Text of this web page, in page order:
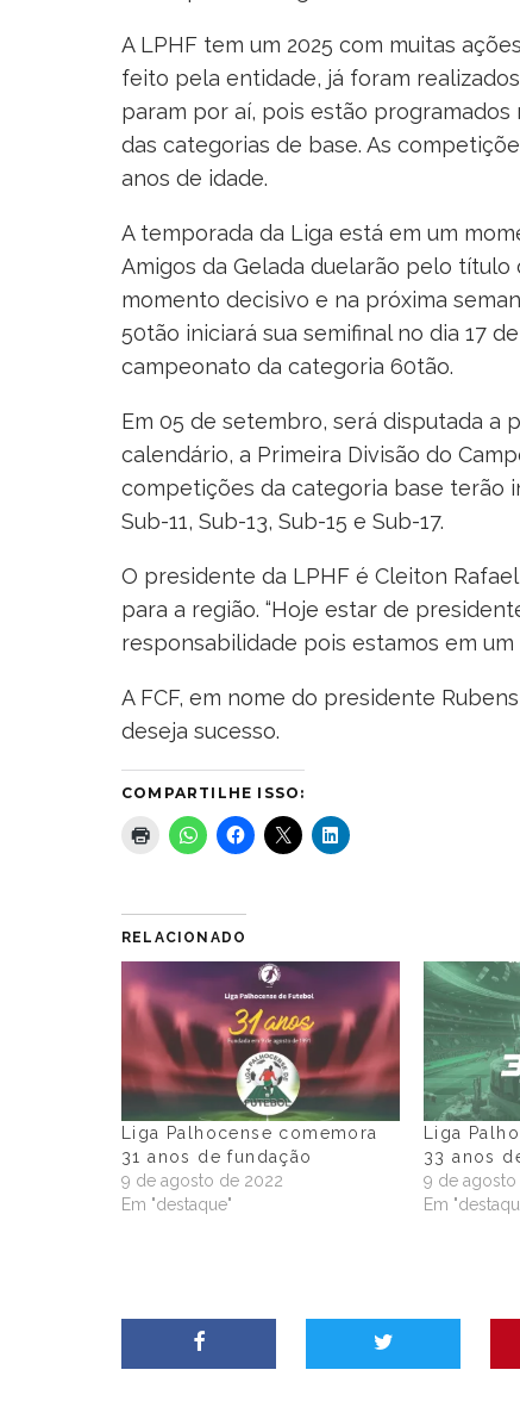
A LPHF tem um 2025 com muitas
feito pela entidade, já foram
param por aí, pois estão
das categorias de base. As
anos de idade.
A temporada da Liga está em um
Amigos da Gelada duelarão pelo título
momento decisivo e na próxima
50tão iniciará sua semifinal no dia 17
campeonato da categoria 60tão.
Em 05 de setembro, será disputada a
calendário, a Primeira Divisão do
competições da categoria base terão
Sub-11, Sub-13, Sub-15 e Sub-17.
O presidente da LPHF é Cleiton
para a região. “Hoje estar de
responsabilidade pois estamos em um
A FCF, em nome do presidente
deseja sucesso.
COMPARTILHE ISSO:
RELACIONADO
Liga Palhocense comemora
31 anos de fundação
9 de agosto de 2022
Em "destaque"
Liga
33 anos
9 de
Em